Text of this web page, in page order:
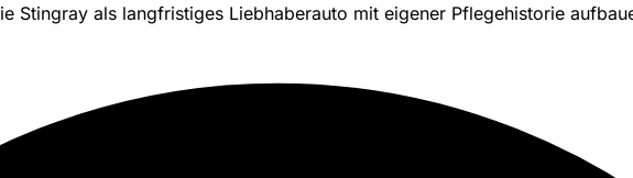
Stingray als langfristiges Liebhaberauto mit eigener Pflegehistorie